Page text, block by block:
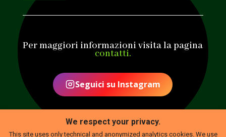
Alternative:
Per maggiori informazioni visita la pagina
contatti.
Seguici su Instagram
We respect your privacy.
This site uses only technical and anonymized analytics cookies. We use